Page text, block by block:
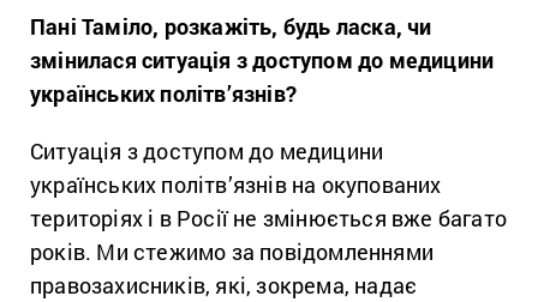
Пані Таміло, розкажіть, будь ласка, чи
змінилася ситуація з доступом до медицини
українських політв’язнів?
Ситуація з доступом до медицини
українських політв’язнів на окупованих
територіях і в Росії не змінюється вже багато
років. Ми стежимо за повідомленнями
правозахисників, які, зокрема, надає